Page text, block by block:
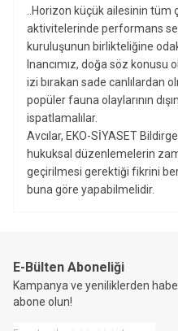
..Horizon küçük ailesinin tüm
aktivitelerinde performans
kuruluşunun birlikteliğine
Inancımız, doğa söz konusu
izi bırakan sade canlılardan
popüler fauna olaylarının
ispatlamalılar.
Avcılar, EKO-SİYASET
hukuksal düzenlemelerin
geçirilmesi gerektiği fikrini
buna göre yapabilmelidir.
E-Bülten Aboneliği
Kampanya ve yeniliklerden
abone olun!